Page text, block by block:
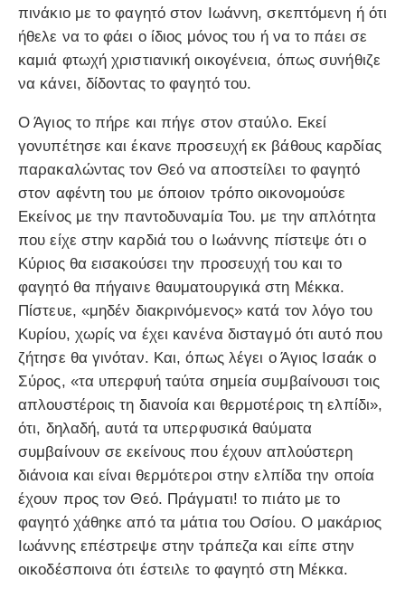
πινάκιο με το φαγητό στον Ιωάννη, σκεπτόμενη ή ότι
ήθελε να το φάει ο ίδιος μόνος του ή να το πάει σε
καμιά φτωχή χριστιανική οικογένεια, όπως συνήθιζε
να κάνει, δίδοντας το φαγητό του.
Ο Άγιος το πήρε και πήγε στον σταύλο. Εκεί
γονυπέτησε και έκανε προσευχή εκ βάθους καρδίας
παρακαλώντας τον Θεό να αποστείλει το φαγητό
στον αφέντη του με όποιον τρόπο οικονομούσε
Εκείνος με την παντοδυναμία Του. με την απλότητα
που είχε στην καρδιά του ο Ιωάννης πίστεψε ότι ο
Κύριος θα εισακούσει την προσευχή του και το
φαγητό θα πήγαινε θαυματουργικά στη Μέκκα.
Πίστευε, «μηδέν διακρινόμενος» κατά τον λόγο του
Κυρίου, χωρίς να έχει κανένα δισταγμό ότι αυτό που
ζήτησε θα γινόταν. Και, όπως λέγει ο Άγιος Ισαάκ ο
Σύρος, «τα υπερφυή ταύτα σημεία συμβαίνουσι τοις
απλουστέροις τη διανοία και θερμοτέροις τη ελπίδι»,
ότι, δηλαδή, αυτά τα υπερφυσικά θαύματα
συμβαίνουν σε εκείνους που έχουν απλούστερη
διάνοια και είναι θερμότεροι στην ελπίδα την οποία
έχουν προς τον Θεό. Πράγματι! το πιάτο με το
φαγητό χάθηκε από τα μάτια του Οσίου. Ο μακάριος
Ιωάννης επέστρεψε στην τράπεζα και είπε στην
οικοδέσποινα ότι έστειλε το φαγητό στη Μέκκα.